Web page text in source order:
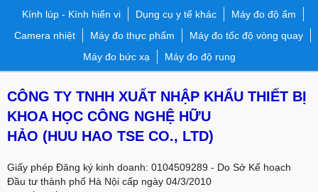
Kính lúp - Kính hiển vi
Dụng cụ y tế khác
Máy đo độ ẩm
Camera nhiệt
Máy đo thực phẩm
Máy đo tốc độ vòng quay
Máy đo bức xạ
Máy đo độ rung
CÔNG TY TNHH XUẤT NHẬP KHẨU THIẾT BỊ
KHOA HỌC CÔNG NGHỆ HỮU
HẢO (HUU HAO TSE CO., LTD)
Giấy phép Đăng ký kinh doanh: 0104509289 - Do Sở Kế hoạch
Đầu tư thành phố Hà Nội cấp ngày 04/3/2010